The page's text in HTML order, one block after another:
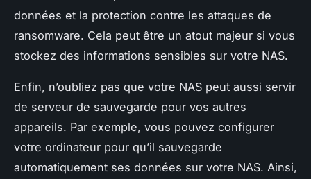
données et la protection contre les attaques de
ransomware. Cela peut être un atout majeur si vous
stockez des informations sensibles sur votre NAS.
Enfin, n’oubliez pas que votre NAS peut aussi servir
de serveur de sauvegarde pour vos autres
appareils. Par exemple, vous pouvez configurer
votre ordinateur pour qu’il sauvegarde
automatiquement ses données sur votre NAS. Ainsi,